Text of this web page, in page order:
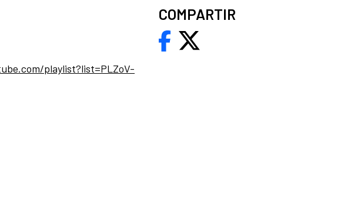
playlist?list=PLZoV-
COMPARTIR